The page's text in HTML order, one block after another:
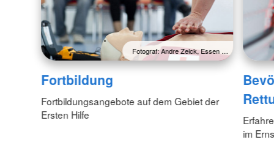
Fotograf: Andre Zelck, Essen …
Fortbildung
Fortbildungsangebote auf dem Gebiet der
Ersten Hilfe
im